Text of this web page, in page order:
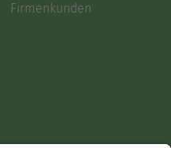
Firmenkunden